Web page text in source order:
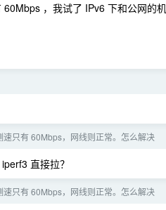
，我试了 IPv6 下和公网的
速只有 60Mbps，网线则正常。怎么解决
直接拉？
速只有 60Mbps，网线则正常。怎么解决